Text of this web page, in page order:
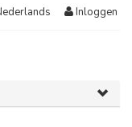
Inloggen